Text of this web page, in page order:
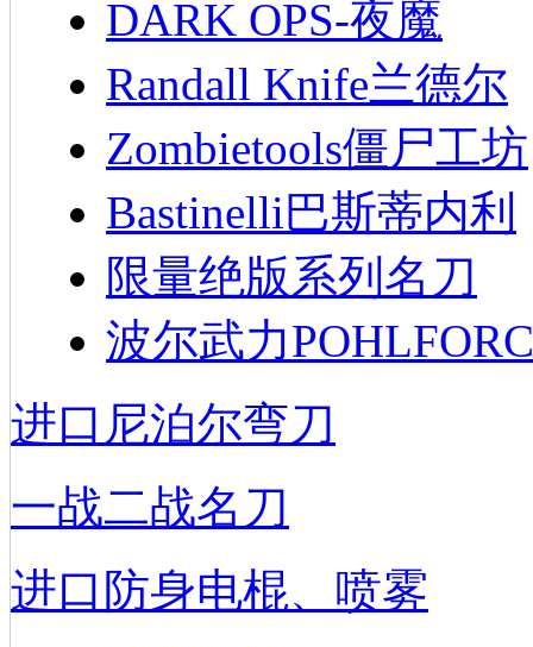
DARK OPS-夜魔
Randall Knife兰德尔
Zombietools僵尸工坊
Bastinelli巴斯蒂内利
限量绝版系列名刀
波尔武力
进口尼泊尔弯刀
一战二战名刀
进口防身电棍、喷雾